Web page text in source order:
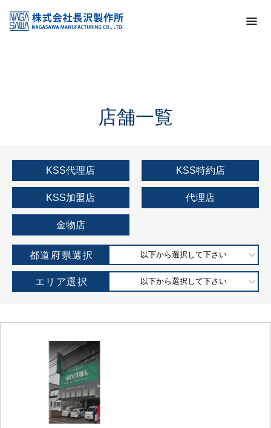
KSS加盟店・取扱店情報
店舗一覧
店舗一覧
KSS代理店 KSS特約店
KSS加盟店 代理店
金物店
都道府県選択 以下から選択して下さい
エリア選択 以下から選択して下さい